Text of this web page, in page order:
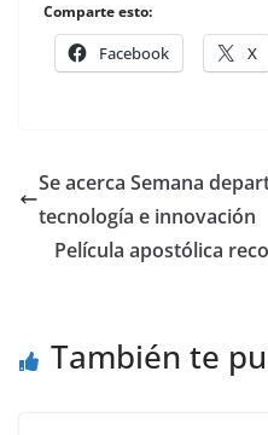
Comparte esto:
Facebook X
Se acerca Semana
tecnología e innovación
Película apostólica
También te